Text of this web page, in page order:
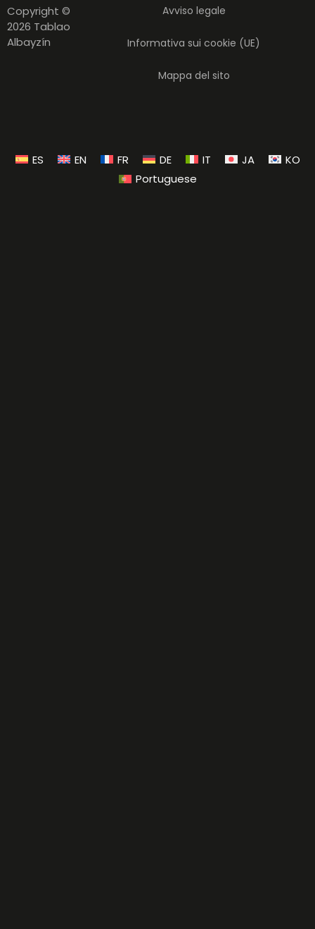
Copyright ©
2026 Tablao
Albayzín
Avviso legale
Informativa sui cookie (UE)
Mappa del sito
ES EN FR DE IT JA
KO
Portuguese